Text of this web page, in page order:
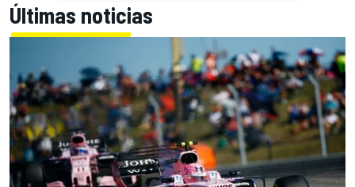
Últimas noticias